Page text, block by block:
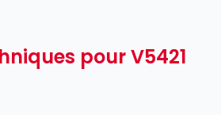
pour V5421